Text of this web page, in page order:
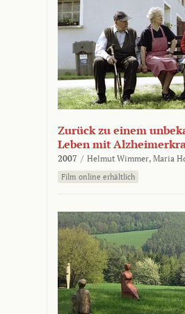
Zurück zu einem
Leben mit
2007 / Helmut Wimmer, Maria
Film online erhältlich